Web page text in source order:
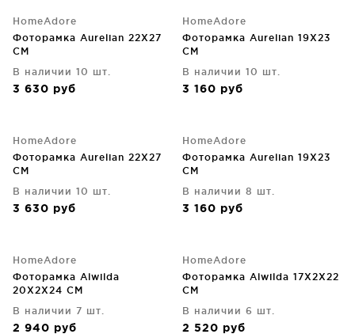
HomeAdore
Фоторамка Aurelian 22X27
CM
В наличии 10 шт.
3 630 руб
HomeAdore
Фоторамка Aurelian 19X23
CM
В наличии 10 шт.
3 160 руб
HomeAdore
Фоторамка Aurelian 22X27
CM
В наличии 10 шт.
3 630 руб
HomeAdore
Фоторамка Aurelian 19X23
CM
В наличии 8 шт.
3 160 руб
HomeAdore
Фоторамка Alwilda
20X2X24 CM
В наличии 7 шт.
2 940 руб
HomeAdore
Фоторамка Alwilda 17X2X22
CM
В наличии 6 шт.
2 520 руб